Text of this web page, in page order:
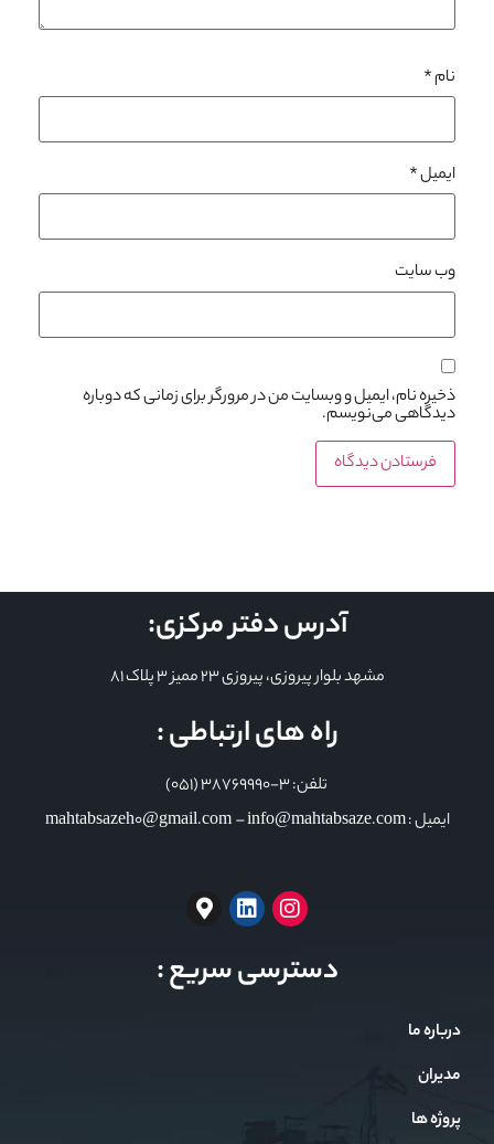
نام*
ایمیل*
وب‌ سایت
ذخیره نام، ایمیل و وبسایت من در مرورگر برای زمانی که دوباره
دیدگاهی می‌نویسم.
آدرس دفتر مرکزی:
مشهد بلوار پیروزی، پیروزی 23 ممیز 3 پلاک 81
راه های ارتباطی :
تلفن: 3-38769990 (051)
ایمیل : mahtabsazeh0@gmail.com – info@mahtabsaze.com
دسترسی سریع :
درباره ما
مدیران
پروژه ها